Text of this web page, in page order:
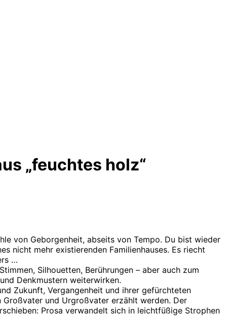
„feuchtes holz“
von Geborgenheit, abseits von Tempo. Du bist wieder
nicht mehr existierenden Familienhauses. Es riecht
…
Silhouetten, Berührungen – aber auch zum
Denkmustern weiterwirken.
Zukunft, Vergangenheit und ihrer gefürchteten
und Urgroßvater erzählt werden. Der
Prosa verwandelt sich in leichtfüßige Strophen